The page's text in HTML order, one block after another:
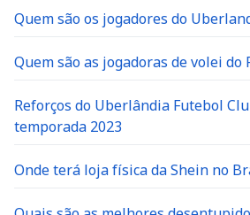
Quem são os jogadores do
Quem são as jogadoras de volei do
Reforços do Uberlândia Futebol
temporada 2023
Onde terá loja física da Shein no